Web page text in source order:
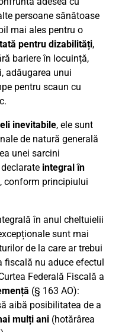
persoane sănătoase
mai ales pentru o
pentru dizabilități,
bariere în locuință,
adăugarea unui
pentru scaun cu
inevitabile, ele sunt
de natură generală
unei sarcini
integral în
conform principiului
în anul cheltuielii
sunt mai
de la care ar trebui
fiscală nu aduce efectul
Federală Fiscală a
(§ 163 AO):
aibă posibilitatea de a
mulți ani (hotărârea